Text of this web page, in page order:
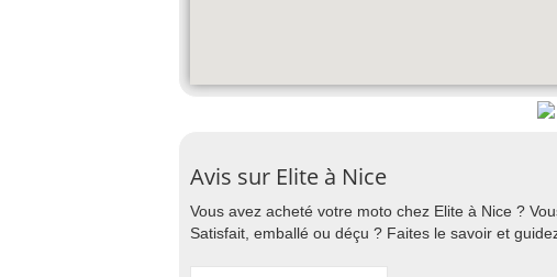
Avis sur Elite à Nice
Vous avez acheté votre moto chez Elite à Nice ?
Satisfait, emballé ou déçu ? Faites le savoir et